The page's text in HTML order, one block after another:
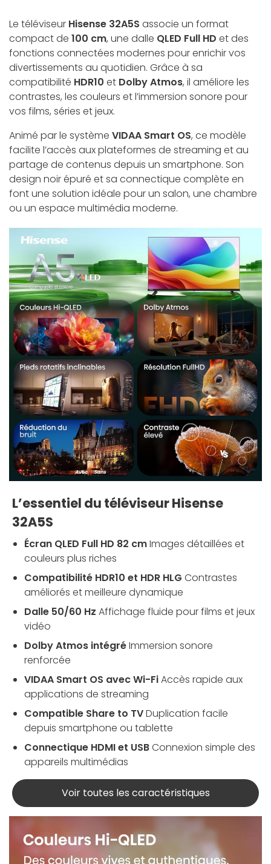
Le téléviseur Hisense 32A5S associe un format
compact de 100 cm, une dalle QLED Full HD et des
fonctions connectées modernes pour enrichir vos
divertissements au quotidien. Grâce à sa
compatibilité HDR10 et Dolby Atmos, il améliore les
contrastes, les couleurs et l’immersion sonore pour
vos films, séries et jeux.
Animé par le système VIDAA Smart OS, ce modèle
facilite l’accès aux plateformes de streaming et au
partage de contenus depuis un smartphone. Son
design noir épuré et sa connectique complète en
font une solution idéale pour un salon, une chambre
ou un espace multimédia moderne.
L’essentiel du téléviseur Hisense
32A5S
Écran QLED Full HD 82 cmImages détaillées et
couleurs plus riches
Compatibilité HDR10 et HDR HLG Contrastes
améliorés et meilleure dynamique
Dalle 50/60 Hz Affichage fluide pour films et jeux
vidéo
Dolby Atmos intégréImmersion sonore
renforcée
VIDAA Smart OS avec Wi-FiAccès rapide aux
applications de streaming
Compatible Share to TVDuplication facile
depuis smartphone ou tablette
Connectique HDMI et USBConnexion simple des
appareils multimédias
Voir toutes les caractéristiques